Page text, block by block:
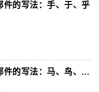
件的写法：手、于、乎
楷书基本部件的写法：马、鸟、了..